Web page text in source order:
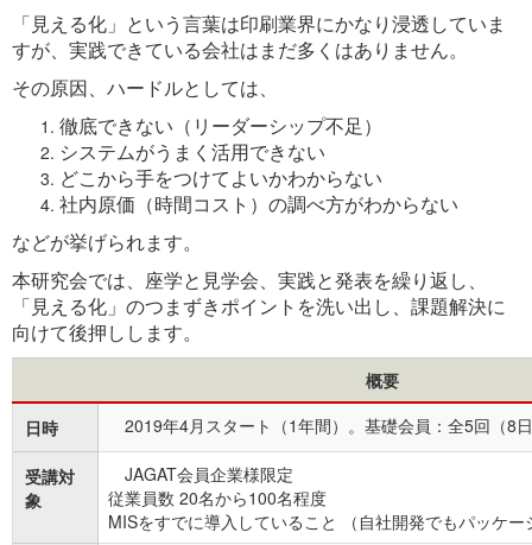
「見える化」という言葉は印刷業界にかなり浸透していま
すが、実践できている会社はまだ多くはありません。
その原因、ハードルとしては、
徹底できない（リーダーシップ不足）
システムがうまく活用できない
どこから手をつけてよいかわからない
社内原価（時間コスト）の調べ方がわからない
などが挙げられます。
本研究会では、座学と見学会、実践と発表を繰り返し、
「見える化」のつまずきポイントを洗い出し、課題解決に
向けて後押しします。
概要
日時
2019年4月スタート（1年間）。基礎会員：全5回（8
受講対
象
JAGAT会員企業様限定
従業員数 20名から100名程度
MISをすでに導入していること （自社開発でもパッケ